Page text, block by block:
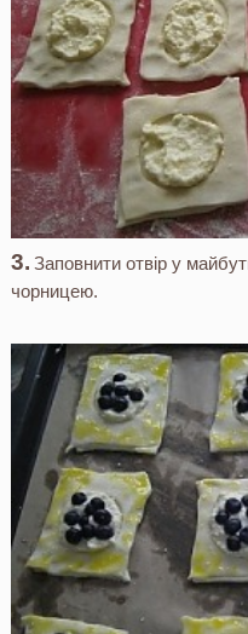
Заповнити отвір у
чорницею.